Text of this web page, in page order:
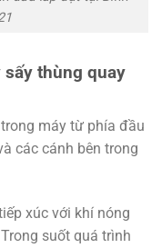
sấy thùng quay
máy từ phía đầu
các cánh bên trong
xúc với khí nóng
suốt quá trình